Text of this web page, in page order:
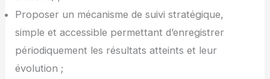
Proposer un mécanisme de suivi stratégique,
simple et accessible permettant d’enregistrer
périodiquement les résultats atteints et leur
évolution ;